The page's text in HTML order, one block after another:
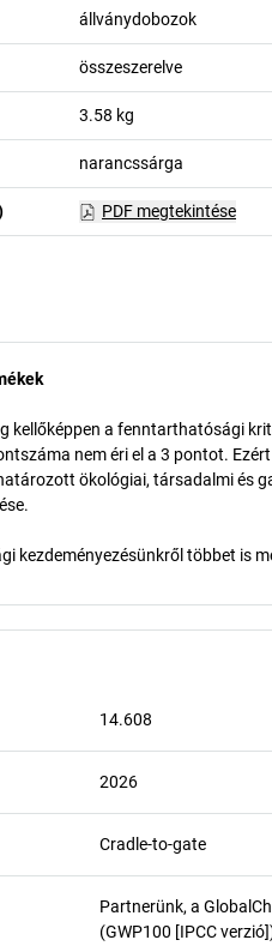
állványdobozok
összeszerelve
3.58 kg
narancssárga
PDF megtekintése
kellőképpen a fenntarthatósági
nem éri el a 3 pontot.
ökológiai, társadalmi és
kezdeményezésünkről többet is
14.608
2026
Cradle-to-gate
Partnerünk, a
(GWP100 [IPCC